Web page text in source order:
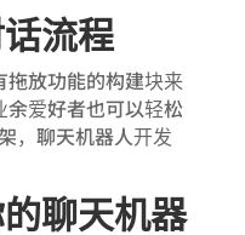
流程
放功能的构建块来
爱好者也可以轻松
，聊天机器人开发
聊天机器